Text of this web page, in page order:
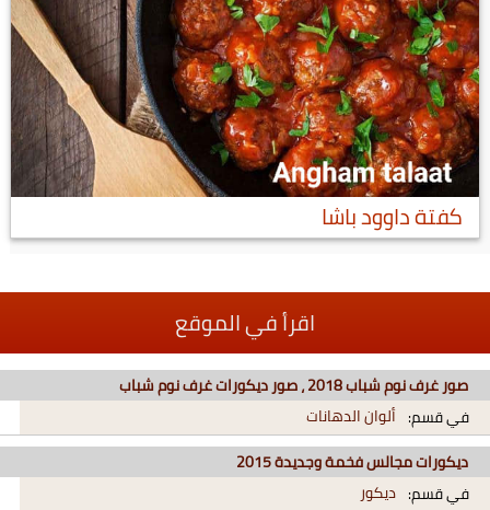
كفتة داوود باشا
اقرأ في الموقع
صور غرف نوم شباب 2018 ، صور ديكورات غرف نوم شباب
في قسم: ألوان الدهانات
ديكورات مجالس فخمة وجديدة 2015
في قسم: ديكور